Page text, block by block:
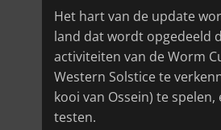
Het hart van de update
land dat wordt opgedeeld
activiteiten van de Worm
Western Solstice te
kooi van Ossein) te
testen.